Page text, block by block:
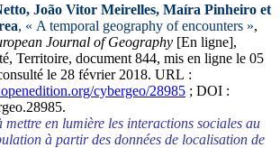
, João Vitor Meirelles, Maíra Pinheiro et
, « A temporal geography of encounters »,
Journal of Geography [En ligne],
Territoire, document 844, mis en ligne le 05
le 28 février 2018. URL :
cybergeo/28985 ; DOI :
mettre en lumière les interactions sociales au
à partir des données de localisation de